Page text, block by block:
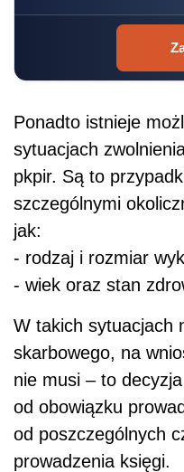
Ponadto istnieje
sytuacjach
pkpir. Są to
szczególnymi
jak:
- rodzaj i rozmiar
- wiek oraz stan
W takich sytuacjach
skarbowego, na
nie musi – to
od obowiązku
od poszczególnych
prowadzenia księgi.